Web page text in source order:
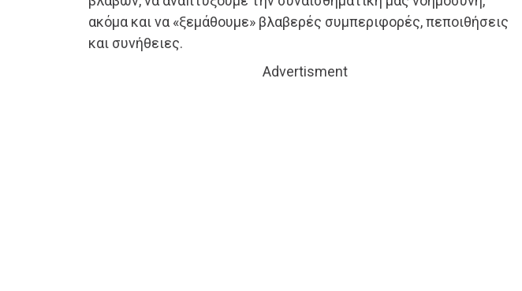
ακόμα και να «ξεμάθουμε» βλαβερές συμπεριφορές, πεποιθήσεις
και συνήθειες.
Advertisment